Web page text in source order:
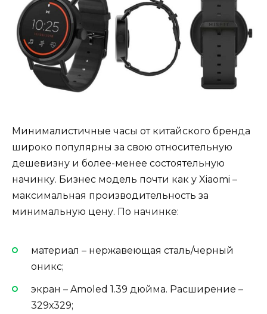
Минималистичные часы от китайского бренда
широко популярны за свою относительную
дешевизну и более-менее состоятельную
начинку. Бизнес модель почти как у Xiaomi –
максимальная производительность за
минимальную цену. По начинке:
материал – нержавеющая сталь/черный
оникс;
экран – Amoled 1.39 дюйма. Расширение –
329х329;